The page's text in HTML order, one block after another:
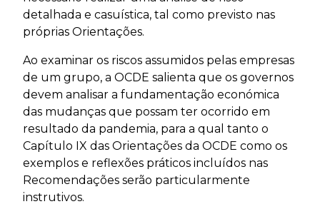
detalhada e casuística, tal como previsto nas
próprias Orientações.
Ao examinar os riscos assumidos pelas empresas
de um grupo, a OCDE salienta que os governos
devem analisar a fundamentação económica
das mudanças que possam ter ocorrido em
resultado da pandemia, para a qual tanto o
Capítulo IX das Orientações da OCDE como os
exemplos e reflexões práticos incluídos nas
Recomendações serão particularmente
instrutivos.